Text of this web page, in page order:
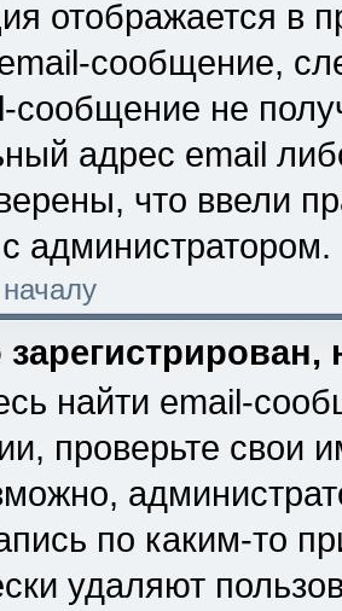
отображается в
сообщение,
сообщение не
адрес email
что ввели
администратором.
найти email-
проверьте свои
по каким-то
удаляют